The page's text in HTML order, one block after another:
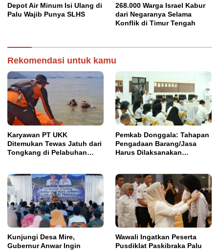
Nasionalisme
Depot Air Minum Isi Ulang di
Palu Wajib Punya SLHS
268.000 Warga Israel Kabur
dari Negaranya Selama
Konflik di Timur Tengah
Rekomendasi untuk kamu
Karyawan PT UKK
Ditemukan Tewas Jatuh dari
Tongkang di Pelabuhan
Pemkab Donggala: Tahapan
Pengadaan Barang/Jasa
Harus Dilaksanakan
Kunjungi Desa Mire,
Gubernur Anwar Ingin
Wawali Ingatkan Peserta
Pusdiklat Paskibraka Palu